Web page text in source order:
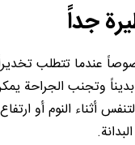
عندما تتطلب
وتجنب الجراحة
أثناء النوم أو